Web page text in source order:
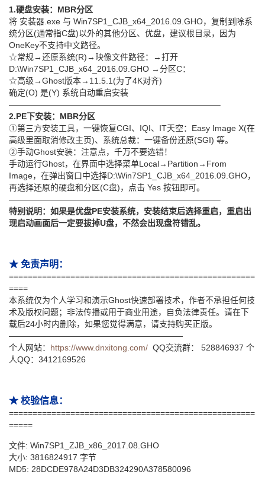
1.硬盘安装：MBR分区
将 安装器.exe 与 Win7SP1_CJB_x64_2016.09.GHO，复制到除系
统分区(通常指C盘)以外的其他分区、优盘，建议根目录，因为
OneKey不支持中文路径。
☆常规→还原系统(R)→映像文件路径：→打开
D:\Win7SP1_CJB_x64_2016.09.GHO →分区C：
☆高级→Ghost版本→11.5.1(为了4K对齐)
确定(O) 是(Y) 系统自动重启安装
—————————————————————————–
2.PE下安装：MBR分区
①第三方安装工具，一键恢复CGI、IQI、IT天空：Easy Image X(在
高级里面取消修改主页)、系统总裁：一键备份还原(SGI) 等。
②手动Ghost安装：注意点，千万不要选错！
手动运行Ghost，在界面中选择菜单Local→Partition→From
Image，在弹出窗口中选择D:\Win7SP1_CJB_x64_2016.09.GHO，
再选择还原的硬盘和分区(C盘)，点击 Yes 按钮即可。
—————————————————————————–
特别说明：如果是优盘PE安装系统，安装结束后选择重启，重启出
现启动画面后一定要拔掉U盘，不然会出现盘符错乱。
★ 免责声明：
====================================================
====
本系统仅为个人学习和演示Ghost快速部署技术，作者不承担任何技
术及版权问题；非法传播或用于商业用途，自负法律责任。请在下
载后24小时内删除，如果您觉得满意，请支持购买正版。
—————————————————————
个人网站： https://www.dnxitong.com/ QQ交流群： 528846937 个
人QQ：3412169526
★ 校验信息：
====================================================
=====
文件: Win7SP1_ZJB_x86_2017.08.GHO
大小: 3816824917 字节
MD5: 28DCDE978A24D3DB324290A378580096